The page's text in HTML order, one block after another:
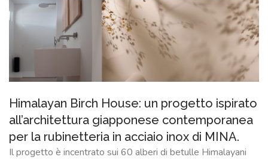
Himalayan Birch House: un progetto ispirato
all’architettura giapponese contemporanea
per la rubinetteria in acciaio inox di MINA.
Il progetto è incentrato sui 60 alberi di betulle Himalayani
CONTATTI